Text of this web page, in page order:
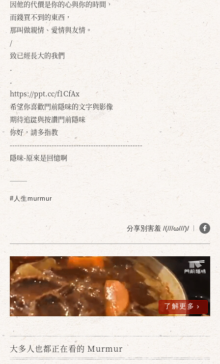
因他的代價是你的心與你的時間，
而錢買不到的東西，
那叫做親情、愛情與友情。
/
致已經長大的我們
.
.
https://ppt.cc/f1CfAx
希望你喜歡門前隱味的文字與影像
期待追踨與按讚門前隱味
你好，請多指教
------------------------------------------------------
隱味-原來是回憶啊
#人生murmur
分享別害羞 /(///ω///)/
了解更多
大多人也都正在看的 Murmur
確定 取消